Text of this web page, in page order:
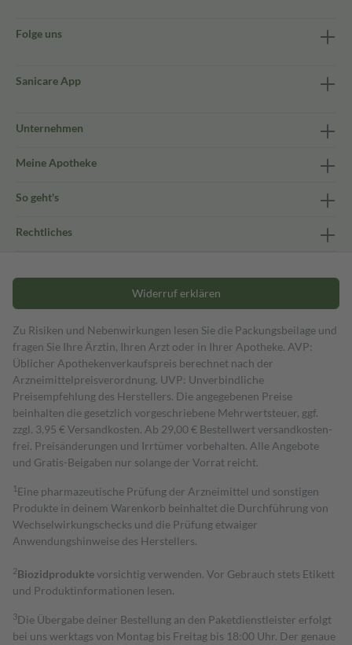
Folge uns
Sanicare App
Unternehmen
Meine Apotheke
So geht's
Rechtliches
Widerruf erklären
Zu Risiken und Nebenwirkungen lesen Sie die Packungsbeilage und
fragen Sie Ihre Ärztin, Ihren Arzt oder in Ihrer Apotheke. AVP:
Üblicher Apothekenverkaufspreis berechnet nach der
Arzneimittelpreisverordnung. UVP: Unverbindliche
Preisempfehlung des Herstellers. Die angegebenen Preise
beinhalten die gesetzlich vorgeschriebene Mehrwertsteuer, ggf.
zzgl. 3,95 € Versandkosten. Ab 29,00 € Bestell­wert versand­kosten­
frei. Preisänderungen und Irrtümer vorbehalten. Alle Angebote
und Gratis-Beigaben nur solange der Vorrat reicht.
1 Eine pharmazeutische Prüfung der Arzneimittel und sonstigen
Produkte in deinem Warenkorb beinhaltet die Durchführung von
Wechselwirkungschecks und die Prüfung etwaiger
Anwendungshinweise des Herstellers.
2Biozidproduktevorsichtig verwenden. Vor Gebrauch stets Etikett
und Produktinformationen lesen.
3Die Übergabe deiner Bestellung an den Paketdienstleister erfolgt
bei uns werktags von Montag bis Freitag bis 18:00 Uhr. Der genaue